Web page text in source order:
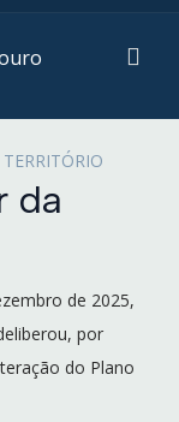
da
de 2025,
por
do Plano